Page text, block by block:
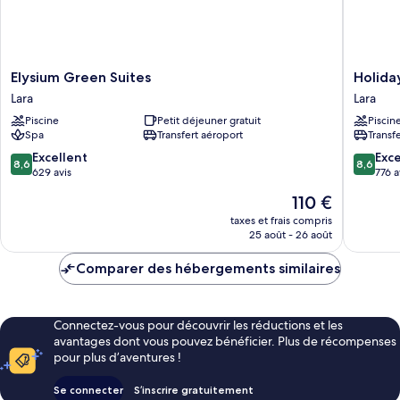
Elysium
Green
Suites
Lara
Elysium Green Suites
Lara
Piscine
Petit déjeuner gratuit
Spa
Transfert aéroport
8.6
sur
8,6 Excellent
629 avis
Le
nouveau
prix
de
110 €
taxes et frais compris
25 août - 26 août
Holiday
Inn
Antalya
-
Lara
by
IHG
Lara
8.6
sur
8,6
776
Comparer des hébergements similaires
Connectez-vous pour découvrir les réductions et les
avantages dont vous pouvez bénéficier. Plus de récompenses
pour plus d’aventures !
Se connecter S’inscrire gratuitement